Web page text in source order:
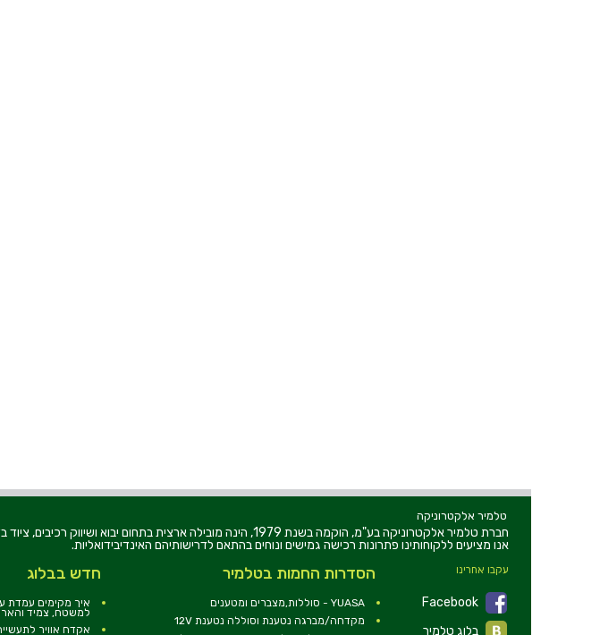
טלמיר אלקטרוניקה
חברת טלמיר אלקטרוניקה בע"מ, הוקמה בשנת 1979, הינה מובילה ארצית
אנו מציעים ללקוחותינו פתרונות רכישה גמישים ונוחים בהתאם לדרישותיהם האינדיבידואליות.
עקבו אחרינו
Facebook
חדש בבלוג
למשטח, צמיד
אקדח אוויר
הסדרות החמות בטלמיר
YUASA - סוללות,מצברים ומטענים
מקדחה/מברגה נטענת וסוללה נטענת 12V